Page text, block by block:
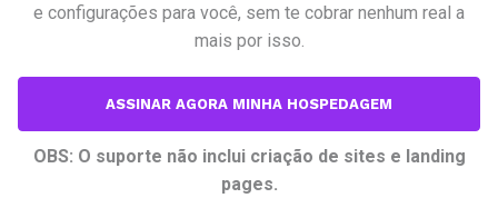
e configurações para você, sem te cobrar nenhum real a
mais por isso.
ASSINAR AGORA MINHA HOSPEDAGEM
OBS: O suporte não inclui criação de sites e landing
pages.